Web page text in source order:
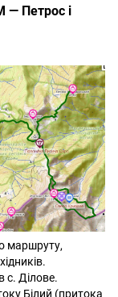
— Петрос і
маршруту,
с. Ділове.
Білий (притока